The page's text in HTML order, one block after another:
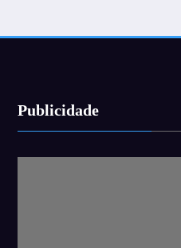
Publicidade